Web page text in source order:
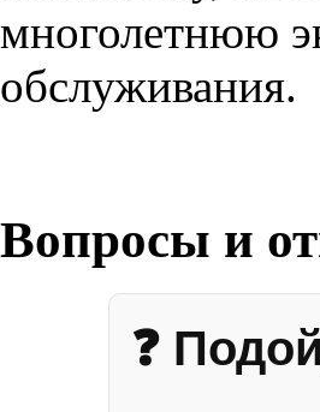
многолетнюю
обслуживания.
Вопросы и
❓